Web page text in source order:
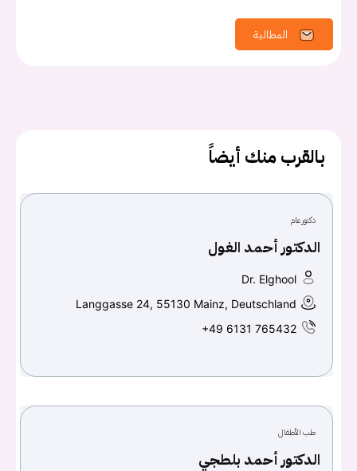
تسجيل الدخول
Don't have an account? سجل
Facebook
المطالبة
بالقرب منك أيضاً
دكتور عام
الدكتور أحمد الغول
Dr. Elghool
Langgasse 24, 55130 Mainz, Deutschland
+49 6131 765432
طب الأطفال
الدكتور أحمد بلطجي